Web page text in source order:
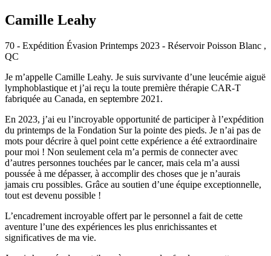
Camille Leahy
70 - Expédition Évasion Printemps 2023 - Réservoir Poisson Blanc ,
QC
Je m’appelle Camille Leahy. Je suis survivante d’une leucémie aiguë
lymphoblastique et j’ai reçu la toute première thérapie CAR-T
fabriquée au Canada, en septembre 2021.
En 2023, j’ai eu l’incroyable opportunité de participer à l’expédition
du printemps de la Fondation Sur la pointe des pieds. Je n’ai pas de
mots pour décrire à quel point cette expérience a été extraordinaire
pour moi ! Non seulement cela m’a permis de connecter avec
d’autres personnes touchées par le cancer, mais cela m’a aussi
poussée à me dépasser, à accomplir des choses que je n’aurais
jamais cru possibles. Grâce au soutien d’une équipe exceptionnelle,
tout est devenu possible !
L’encadrement incroyable offert par le personnel a fait de cette
aventure l’une des expériences les plus enrichissantes et
significatives de ma vie.